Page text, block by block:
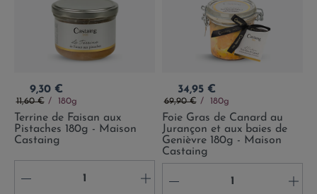
Prix
9,30 €
Prix de base
11,60 € 180g
Terrine de Faisan aux
Pistaches 180g - Maison
Castaing
- +
Prix
34,95 €
Prix de base
69,90 € 180g
Foie Gras de Canard au
Jurançon et aux baies de
Genièvre 180g - Maison
Castaing
- +